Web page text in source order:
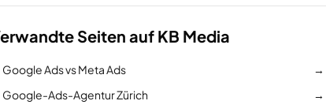
Seiten auf KB Media
Google Ads vs Meta Ads →
Google-Ads-Agentur Zürich →